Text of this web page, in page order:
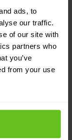
ads, to
our traffic.
of our site with
partners who
you’ve
from your use
en blijven
beveiliging
hun
hun